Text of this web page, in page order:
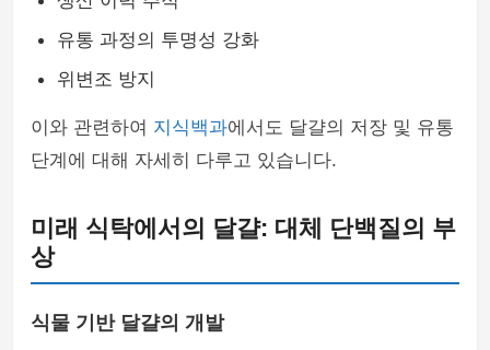
유통 과정의 투명성 강화
위변조 방지
이와 관련하여 지식백과에서도 달걀의 저장 및 유통
단계에 대해 자세히 다루고 있습니다.
미래 식탁에서의 달걀: 대체 단백질의 부
상
식물 기반 달걀의 개발